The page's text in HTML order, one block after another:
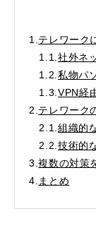
1. テレワーク
1.1. 社外ネ
1.2. 私物パ
1.3. VPN経
2. テレワーク
2.1. 組織的
2.2. 技術的
3.複数の対策
4. まとめ